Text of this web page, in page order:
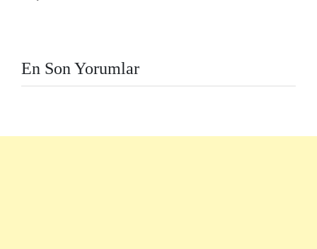
En Son Yorumlar